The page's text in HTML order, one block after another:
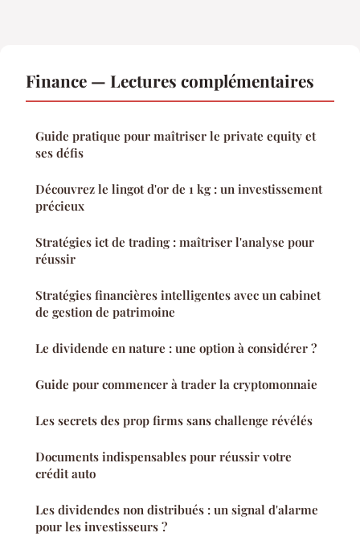
Finance — Lectures complémentaires
Guide pratique pour maîtriser le private equity et
ses défis
Découvrez le lingot d'or de 1 kg : un investissement
précieux
Stratégies ict de trading : maîtriser l'analyse pour
réussir
Stratégies financières intelligentes avec un cabinet
de gestion de patrimoine
Le dividende en nature : une option à considérer ?
Guide pour commencer à trader la cryptomonnaie
Les secrets des prop firms sans challenge révélés
Documents indispensables pour réussir votre
crédit auto
Les dividendes non distribués : un signal d'alarme
pour les investisseurs ?